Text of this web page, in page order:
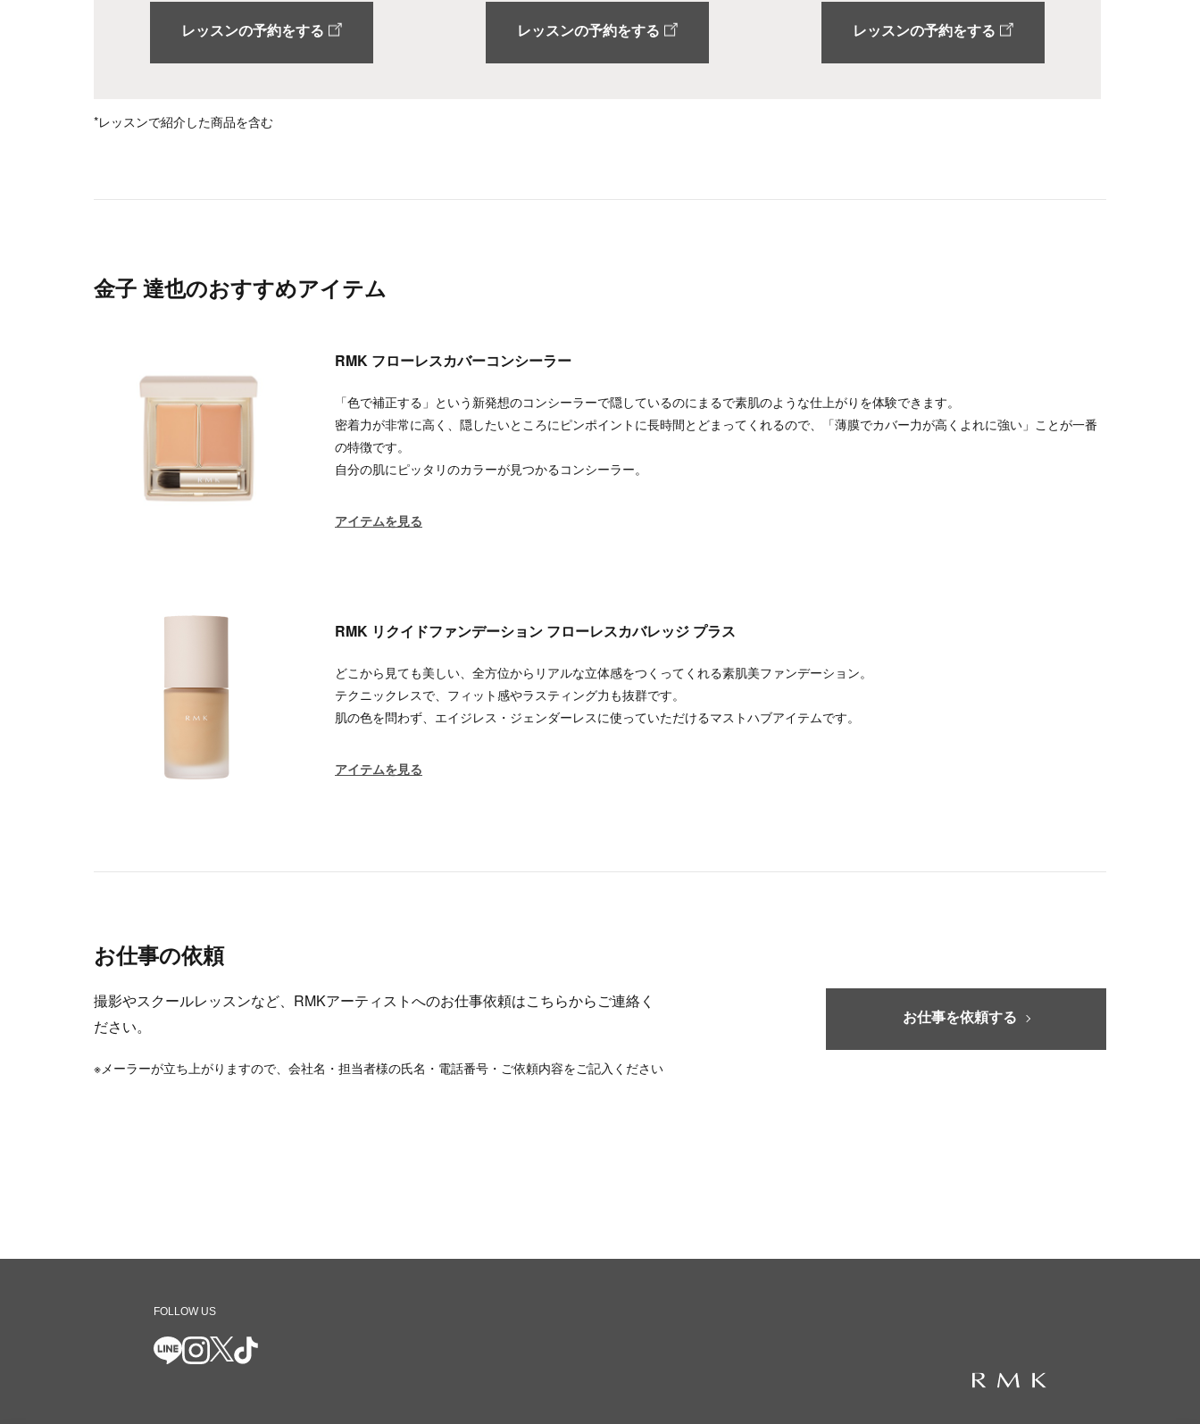
レッスンの予約をする レッスンの予約をする レッスンの予約をする
*レッスンで紹介した商品を含む
金子 達也のおすすめアイテム
RMK フローレスカバーコンシーラー
「色で補正する」という新発想のコンシーラーで隠しているのにまるで素肌のような仕上がりを体験できます。
密着力が非常に高く、隠したいところにピンポイントに長時間とどまってくれるので、「薄膜でカバー力が高くよれに強い」ことが一番
の特徴です。
自分の肌にピッタリのカラーが見つかるコンシーラー。
アイテムを見る
RMK リクイドファンデーション フローレスカバレッジ プラス
どこから見ても美しい、全方位からリアルな立体感をつくってくれる素肌美ファンデーション。
テクニックレスで、フィット感やラスティング力も抜群です。
肌の色を問わず、エイジレス・ジェンダーレスに使っていただけるマストハブアイテムです。
アイテムを見る
お仕事の依頼
撮影やスクールレッスンなど、RMKアーティストへのお仕事依頼はこちらからご連絡く
ださい。
※メーラーが立ち上がりますので、会社名・担当者様の氏名・電話番号・ご依頼内容をご記入ください
お仕事を依頼する
FOLLOW US